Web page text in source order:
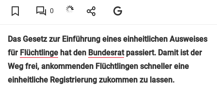
0
Das Gesetz zur Einführung eines einheitlichen Ausweises
für Flüchtlinge hat den Bundesratpassiert. Damit ist der
Weg frei, ankommenden Flüchtlingen schneller eine
einheitliche Registrierung zukommen zu lassen.